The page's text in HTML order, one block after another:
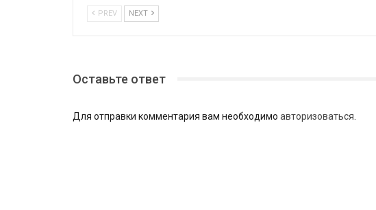
PREV NEXT
Оставьте ответ
Для отправки комментария вам необходимо авторизоваться